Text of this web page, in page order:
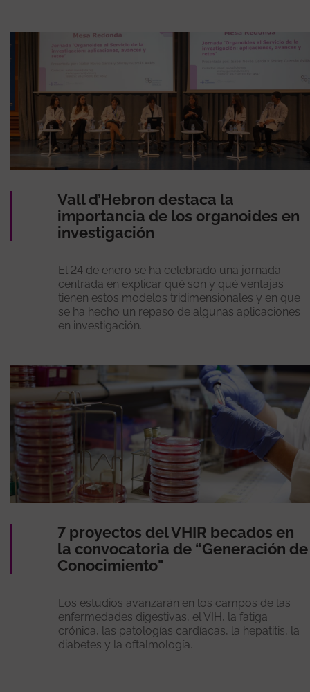
Vall d’Hebron destaca la
importancia de los organoides en
investigación
El 24 de enero se ha celebrado una jornada
centrada en explicar qué son y qué ventajas
tienen estos modelos tridimensionales y en que
se ha hecho un repaso de algunas aplicaciones
en investigación.
7 proyectos del VHIR becados en
la convocatoria de “Generación de
Conocimiento"
Los estudios avanzarán en los campos de las
enfermedades digestivas, el VIH, la fatiga
crónica, las patologías cardíacas, la hepatitis, la
diabetes y la oftalmología.